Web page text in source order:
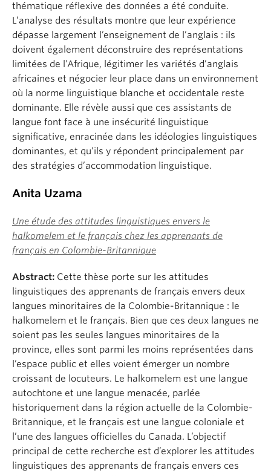
thématique réflexive des données a été conduite.
L’analyse des résultats montre que leur expérience
dépasse largement l’enseignement de l’anglais : ils
doivent également déconstruire des représentations
limitées de l’Afrique, légitimer les variétés d’anglais
africaines et négocier leur place dans un environnement
où la norme linguistique blanche et occidentale reste
dominante. Elle révèle aussi que ces assistants de
langue font face à une insécurité linguistique
significative, enracinée dans les idéologies linguistiques
dominantes, et qu’ils y répondent principalement par
des stratégies d’accommodation linguistique.
Anita Uzama
Une étude des attitudes linguistiques envers le
halkomelem et le français chez les apprenants de
français en Colombie-Britannique
Abstract: Cette thèse porte sur les attitudes
linguistiques des apprenants de français envers deux
langues minoritaires de la Colombie-Britannique : le
halkomelem et le français. Bien que ces deux langues ne
soient pas les seules langues minoritaires de la
province, elles sont parmi les moins représentées dans
l’espace public et elles voient émerger un nombre
croissant de locuteurs. Le halkomelem est une langue
autochtone et une langue menacée, parlée
historiquement dans la région actuelle de la Colombie-
Britannique, et le français est une langue coloniale et
l’une des langues officielles du Canada. L’objectif
principal de cette recherche est d’explorer les attitudes
linguistiques des apprenants de français envers ces